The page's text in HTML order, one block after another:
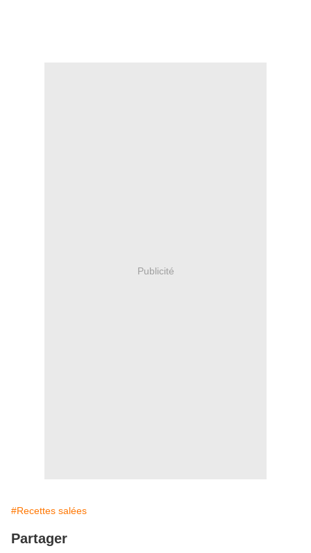
Publicité
#Recettes salées
Partager